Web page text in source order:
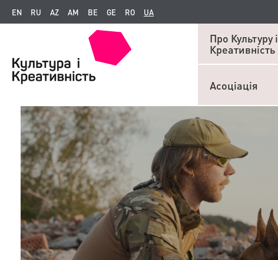
EN RU AZ AM BE GE RO UA
Про Культуру і
Креативність
Асоціація